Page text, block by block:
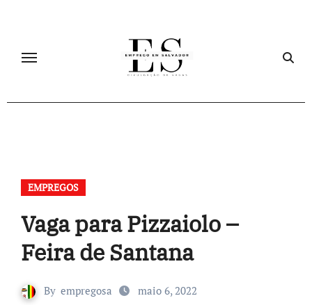
EMPREGOS
Vaga para Pizzaiolo –
Feira de Santana
By empregosa maio 6, 2022